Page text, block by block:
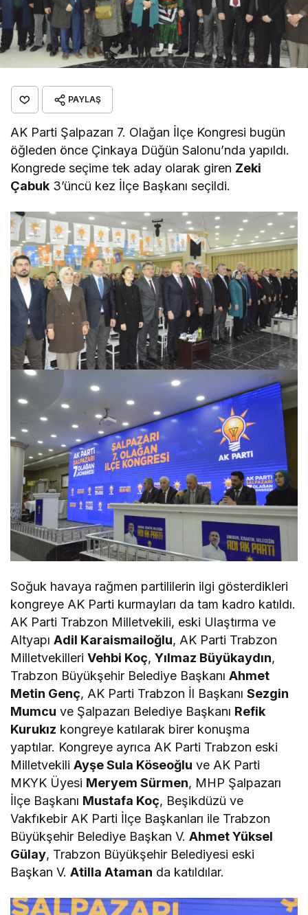
PAYLAŞ
AK Parti Şalpazarı 7. Olağan İlçe Kongresi bugün
öğleden önce Çinkaya Düğün Salonu’nda yapıldı.
Kongrede seçime tek aday olarak giren Zeki
Çabuk 3’üncü kez İlçe Başkanı seçildi.
Soğuk havaya rağmen partililerin ilgi gösterdikleri
kongreye AK Parti kurmayları da tam kadro katıldı.
AK Parti Trabzon Milletvekili, eski Ulaştırma ve
AltyapıAdil Karaismailoğlu, AK Parti Trabzon
MilletvekilleriVehbi Koç,Yılmaz Büyükaydın,
Trabzon Büyükşehir Belediye BaşkanıAhmet
Metin Genç, AK Parti Trabzon İl BaşkanıSezgin
Mumcu ve Şalpazarı Belediye Başkanı Refik
Kurukız kongreye katılarak birer konuşma
yaptılar. Kongreye ayrıca AK Parti Trabzon eski
MilletvekiliAyşe Sula Köseoğlu ve AK Parti
MKYK Üyesi Meryem Sürmen, MHP Şalpazarı
İlçe Başkanı Mustafa Koç, Beşikdüzü ve
Vakfıkebir AK Parti İlçe Başkanları ile Trabzon
Büyükşehir Belediye Başkan V.Ahmet Yüksel
Gülay, Trabzon Büyükşehir Belediyesi eski
Başkan V.Atilla Ataman da katıldılar.